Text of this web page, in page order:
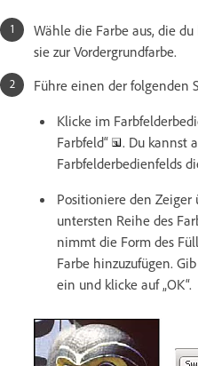
Wähle die Farbe aus, die
sie zur Vordergrundfarbe.
Führe einen der folgenden
Klicke im
Farbfeld“
. Du kannst
Farbfelderbedienfelds
Positioniere den
untersten Reihe des
nimmt die Form des
Farbe hinzuzufügen.
ein und klicke auf „OK“.